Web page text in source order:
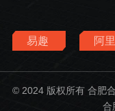
易趣 阿
© 2024 版权所有 合肥
合